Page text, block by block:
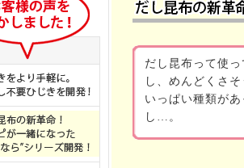
だし昆布って使
し、めんどくさ
いっぱい種類が
し…。